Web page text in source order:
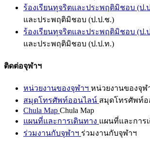
ร้องเรียนทุจริตและประพฤติมิชอบ (ป.
และประพฤติมิชอบ (ป.ป.ช.)
ร้องเรียนทุจริตและประพฤติมิชอบ (ป.
และประพฤติมิชอบ (ป.ป.ท.)
ติดต่อจุฬาฯ
หน่วยงานของจุฬาฯ หน่วยงานของจุฬ
สมุดโทรศัพท์ออนไลน์ สมุดโทรศัพท์
Chula Map Chula Map
แผนที่และการเดินทาง แผนที่และการ
ร่วมงานกับจุฬาฯ ร่วมงานกับจุฬาฯ